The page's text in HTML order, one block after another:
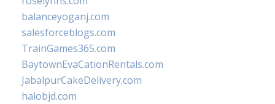
balanceyoganj.com
salesforceblogs.com
TrainGames365.com
BaytownEvaCationRentals.com
JabalpurCakeDelivery.com
halobjd.com